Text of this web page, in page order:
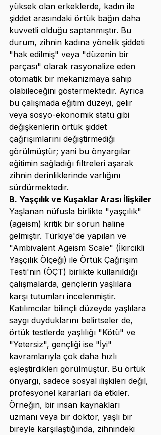
yüksek olan erkeklerde, kadın ile
şiddet arasındaki örtük bağın daha
kuvvetli olduğu saptanmıştır. Bu
durum, zihnin kadına yönelik şiddeti
"hak edilmiş" veya "düzenin bir
parçası" olarak rasyonalize eden
otomatik bir mekanizmaya sahip
olabileceğini göstermektedir. Ayrıca
bu çalışmada eğitim düzeyi, gelir
veya sosyo-ekonomik statü gibi
değişkenlerin örtük şiddet
çağrışımlarını değiştirmediği
görülmüştür; yani bu önyargılar
eğitimin sağladığı filtreleri aşarak
zihnin derinliklerinde varlığını
sürdürmektedir.
B. Yaşçılık ve Kuşaklar Arası İlişkiler
Yaşlanan nüfusla birlikte "yaşçılık"
(ageism) kritik bir sorun haline
gelmiştir. Türkiye'de yapılan ve
"Ambivalent Ageism Scale" (İkircikli
Yaşçılık Ölçeği) ile Örtük Çağrışım
Testi'nin (ÖÇT) birlikte kullanıldığı
çalışmalarda, gençlerin yaşlılara
karşı tutumları incelenmiştir.
Katılımcılar bilinçli düzeyde yaşlılara
saygı duyduklarını belirtseler de,
örtük testlerde yaşlılığı "Kötü" ve
"Yetersiz", gençliği ise "İyi"
kavramlarıyla çok daha hızlı
eşleştirdikleri görülmüştür. Bu örtük
önyargı, sadece sosyal ilişkileri değil,
profesyonel kararları da etkiler.
Örneğin, bir insan kaynakları
uzmanı veya bir doktor, yaşlı bir
bireyle karşılaştığında, zihnindeki